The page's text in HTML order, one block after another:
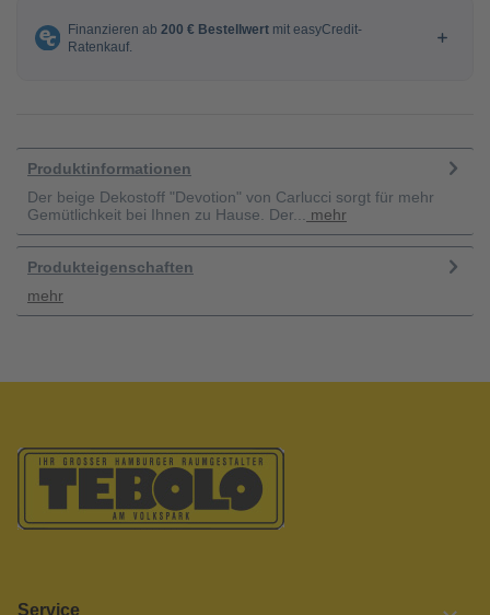
Produktinformationen
Der beige Dekostoff "Devotion" von Carlucci sorgt für mehr
Gemütlichkeit bei Ihnen zu Hause. Der...
mehr
Produkteigenschaften
mehr
Service